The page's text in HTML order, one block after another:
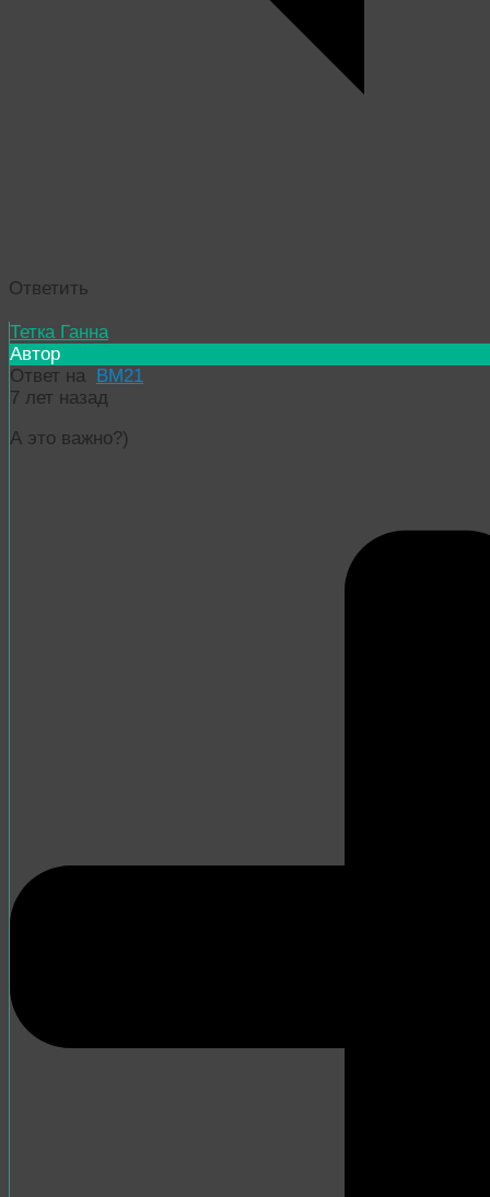
Ответить
Тетка Ганна
Автор
Ответ на BM21
7 лет назад
А это важно?)